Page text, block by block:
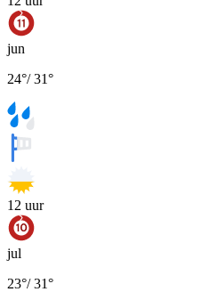
jun
24°/31°
12 uur
jul
23°/31°